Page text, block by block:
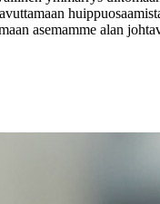
asemamme alan